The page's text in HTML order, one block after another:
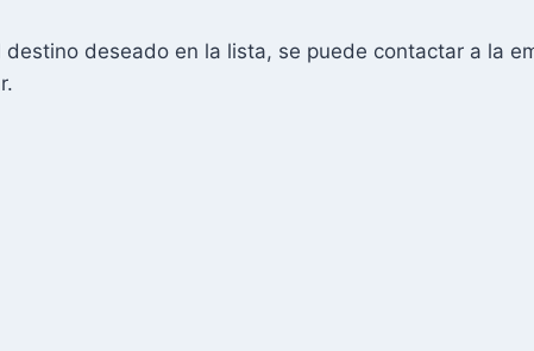
destino deseado en la lista, se puede contactar a la